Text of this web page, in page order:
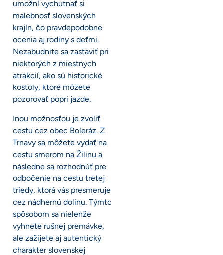
umožní vychutnať si
malebnosť slovenských
krajín, čo pravdepodobne
ocenia aj rodiny s deťmi.
Nezabudnite sa zastaviť pri
niektorých z miestnych
atrakcií, ako sú historické
kostoly, ktoré môžete
pozorovať popri jazde.
Inou možnosťou je zvoliť
cestu cez obec Boleráz. Z
Trnavy sa môžete vydať na
cestu smerom na Žilinu a
následne sa rozhodnúť pre
odbočenie na cestu tretej
triedy, ktorá vás presmeruje
cez nádhernú dolinu. Týmto
spôsobom sa nielenže
vyhnete rušnej premávke,
ale zažijete aj autentický
charakter slovenskej